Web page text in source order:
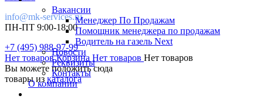
info@mk-services.ru
ПН-ПТ 9:00-18:00
+7 (495) 988-97-99
Нет товаровКорзина Нет товаров Нет товаров
Вы можете положить сюда
товары из каталога
Вакансии
Менеджер По Продажам
Помощник менеджера по продажам
Водитель на газель Next
Новости
Реквизиты
Контакты
О компании